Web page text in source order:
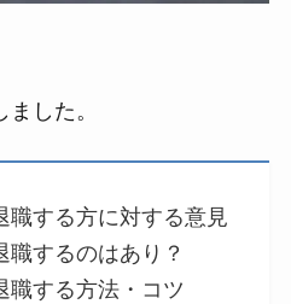
した。
職する方に対する意見
職するのはあり？
職する方法・コツ